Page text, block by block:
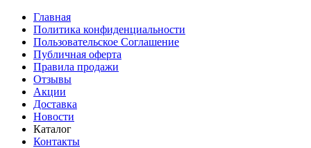
Главная
Политика конфиденциальности
Пользовательское Соглашение
Публичная оферта
Правила продажи
Отзывы
Акции
Доставка
Новости
Каталог
Контакты